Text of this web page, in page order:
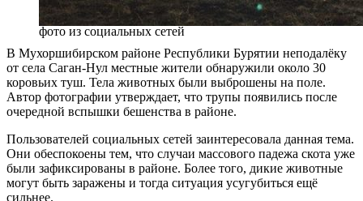
фото из социальных сетей
В Мухоршибирском районе Республики Бурятии неподалёку
от села Саган-Нул местные жители обнаружили около 30
коровьих туш. Тела животных были выброшены на поле.
Автор фотографии утверждает, что трупы появились после
очередной вспышки бешенства в районе.
Пользователей социальных сетей заинтересовала данная тема.
Они обеспокоены тем, что случаи массового падежа скота уже
были зафиксированы в районе. Более того, дикие животные
могут быть заражены и тогда ситуация усугубиться ещё
сильнее.